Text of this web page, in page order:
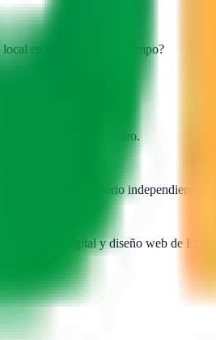
en Cabanillas del Campo?
publicadas. Sin registro.
Directorio independiente
marketing digital y diseño web de